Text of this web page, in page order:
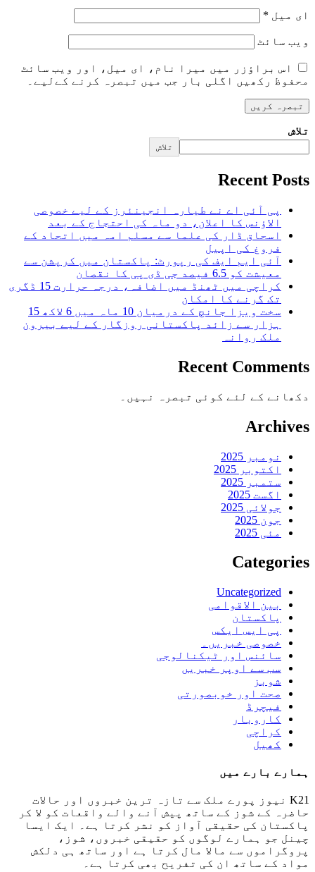
ای میل *
ویب‌ سائٹ
اس براؤزر میں میرا نام، ای میل، اور ویب سائٹ
محفوظ رکھیں اگلی بار جب میں تبصرہ کرنے کےلیے۔
تلاش
تلاش
Recent Posts
پی آئی اے نے طیارہ انجینئرز کے لیے خصوصی
الاؤنس کا اعلان، دو ماہ کی احتجاج کے بعد
اسحاق ڈار کی علما سے مسلم امہ میں اتحاد کے
فروغ کی اپیل
آئی ایم ایف کی رپورٹ: پاکستان میں کرپشن سے
معیشت کو 6.5 فیصد جی ڈی پی کا نقصان
کراچی میں ٹھنڈ میں اضافہ، درجہ حرارت 15 ڈگری
تک گرنے کا امکان
سخت ویزا جانچ کے درمیان 10 ماہ میں 6 لاکھ 15
ہزار سے زائد پاکستانی روزگار کے لیے بیرون
ملک روانہ
Recent Comments
دکھانے کے لئے کوئی تبصرہ نہیں۔
Archives
نومبر 2025
اکتوبر 2025
ستمبر 2025
اگست 2025
جولائی 2025
جون 2025
مئی 2025
Categories
Uncategorized
بین الاقوامی
پاکستان
پی ایس ایکس
خصوصی خبریں۔
سائنس اور ٹیکنالوجی
سب سے اوپر خبریں
شوبز
صحت اور خوبصورتی
فیچرڈ
کاروبار
کراچی
کھیل
ہمارے بارے میں
K21 نیوز پورے ملک سے تازہ ترین خبروں اور حالات
حاضرہ کے شوز کے ساتھ پیش آنے والے واقعات کو لا کر
پاکستان کی حقیقی آواز کو نشر کرتا ہے۔ ایک ایسا
چینل جو ہمارے لوگوں کو حقیقی خبروں، شوز،
پروگراموں سے مالا مال کرتا ہے اور ساتھ ہی دلکش
مواد کے ساتھ ان کی تفریح ​​بھی کرتا ہے۔